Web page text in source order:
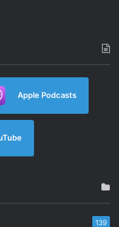
Apple Podcasts
139